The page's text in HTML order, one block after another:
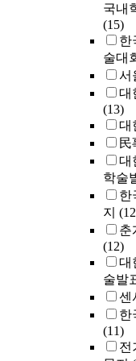
국내
(15)
한
술대
서
대
(13)
대
民
대
학술
한
지
춘
(12)
대
술발
센
한
(11)
전